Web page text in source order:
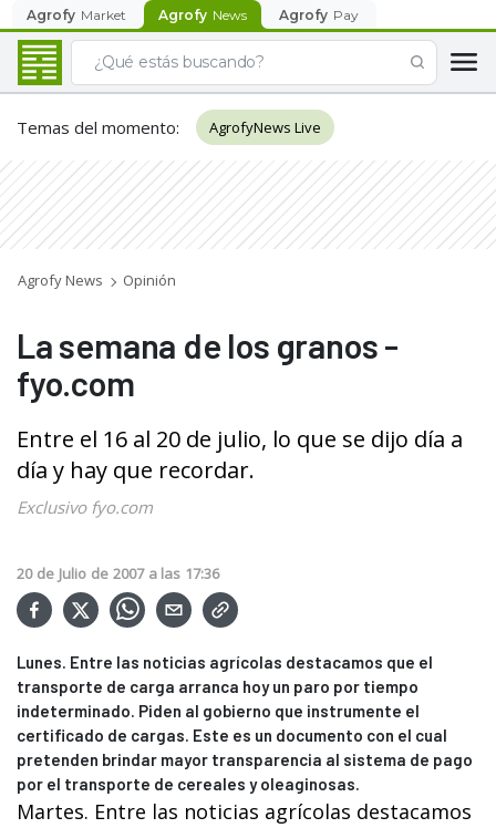
Agrofy Market Agrofy News Agrofy Pay
Temas del momento: AgrofyNews Live
Agrofy News Opinión
La semana de los granos -
fyo.com
Entre el 16 al 20 de julio, lo que se dijo día a
día y hay que recordar.
Exclusivo fyo.com
20 de Julio de 2007 a las 17:36
Lunes. Entre las noticias agrícolas destacamos que el
transporte de carga arranca hoy un paro por tiempo
indeterminado. Piden al gobierno que instrumente el
certificado de cargas. Este es un documento con el cual
pretenden brindar mayor transparencia al sistema de pago
por el transporte de cereales y oleaginosas.
Martes. Entre las noticias agrícolas destacamos